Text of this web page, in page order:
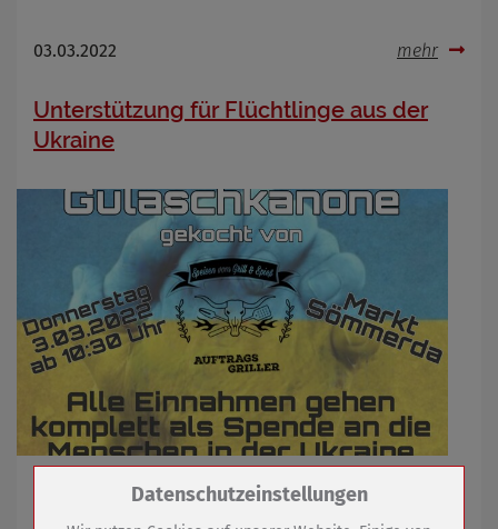
03.03.2022 mehr
Unterstützung für Flüchtlinge aus der
Ukraine
Gemeinsame Spendenaktion auf Markt geplant
Zum Betrieb der Seite notwendige Cookies /
Datenschutzeinstellungen